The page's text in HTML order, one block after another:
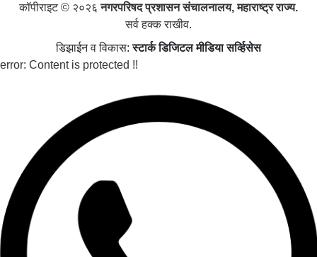
कॉपीराइट © २०२६नगरपरिषद प्रशासन संचालनालय, महाराष्ट्र राज्य.
सर्व हक्क राखीव.
डिझाईन व विकास:स्टार्क डिजिटल मीडिया सर्व्हिसेस
error: Content is protected !!